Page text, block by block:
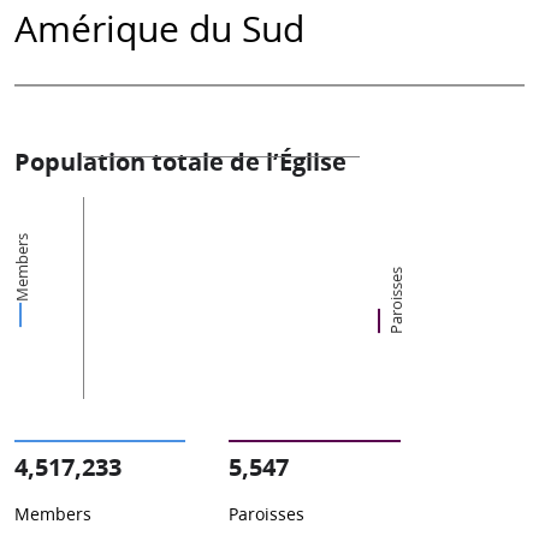
Amérique du Sud
Population totale de l’Église
Members Paroisses
4,517,233
Members
5,547
Paroisses